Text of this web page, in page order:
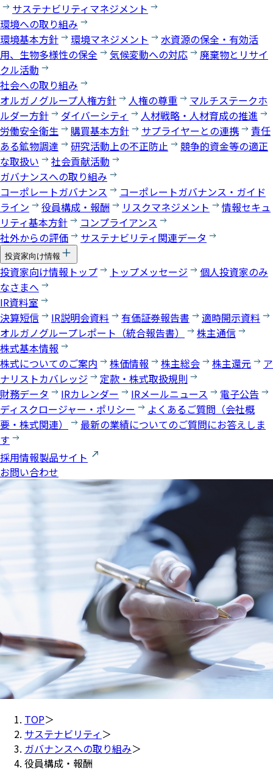
サステナビリティマネジメント
環境への取り組み
環境基本方針
環境マネジメント
水資源の保全・有効活
用、生物多様性の保全
気候変動への対応
廃棄物とリサイ
クル活動
社会への取り組み
オルガノグループ人権方針
人権の尊重
マルチステークホ
ルダー方針
ダイバーシティ
人材戦略・人材育成の推進
労働安全衛生
購買基本方針 サプライヤーとの連携
責任
ある鉱物調達
研究活動上の不正防止
競争的資金等の適正
な取扱い
社会貢献活動
ガバナンスへの取り組み
コーポレートガバナンス
コーポレートガバナンス・ガイド
ライン
役員構成・報酬 リスクマネジメント
情報セキュ
リティ基本方針
コンプライアンス
社外からの評価
サステナビリティ関連データ
投資家向け情報
投資家向け情報トップ トップメッセージ
個人投資家のみ
なさまへ
IR資料室
決算短信
IR説明会資料 有価証券報告書
適時開示資料
オルガノグループレポート（統合報告書）
株主通信
株式基本情報
株式についてのご案内
株価情報 株主総会 株主還元
ア
ナリストカバレッジ
定款・株式取扱規則
財務データ
IRカレンダー IRメールニュース
電子公告
ディスクロージャー・ポリシー
よくあるご質問（会社概
要・株式関連）
最新の業績についてのご質問にお答えしま
す
採用情報製品サイト
お問い合わせ
TOP＞
サステナビリティ ＞
ガバナンスへの取り組み＞
役員構成・報酬